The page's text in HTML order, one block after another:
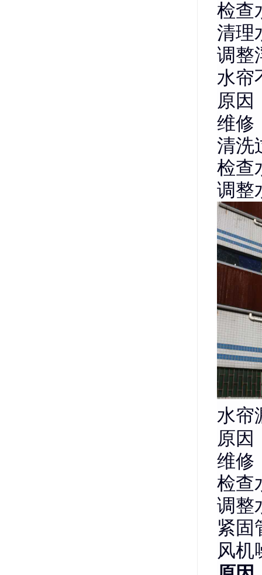
检查
清理
调整
水帘
原因
维修
清洗
检查
调整
水帘
原因
维修
检查
调整
紧固
风机